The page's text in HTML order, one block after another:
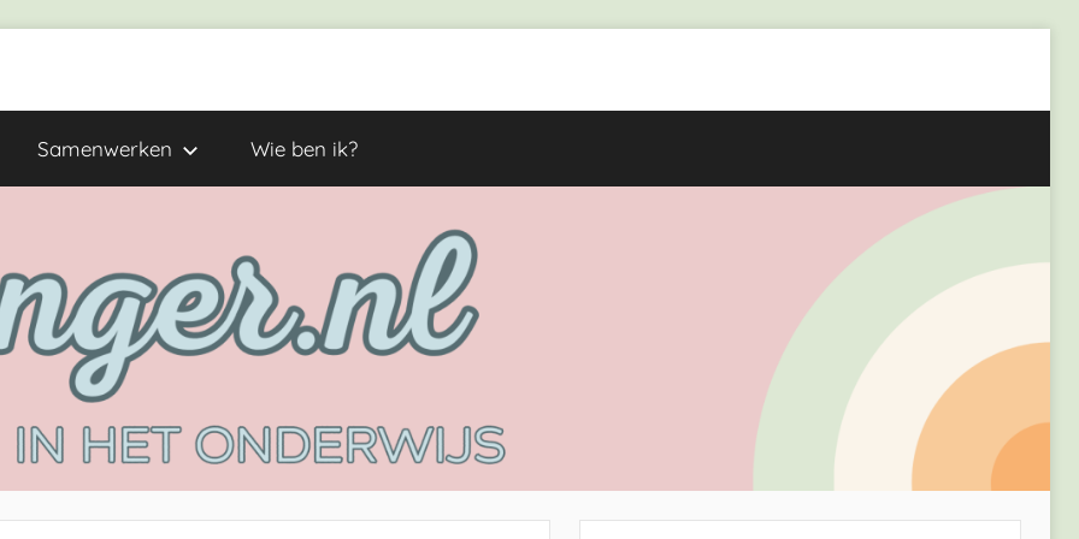
Samenwerken Wie ben ik?